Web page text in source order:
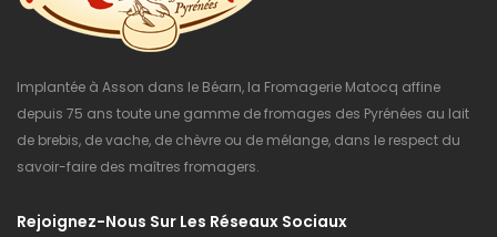
Implantée à Asson dans le Béarn, la Fromagerie Matocq affine
depuis 75 ans toute une gamme de fromages des Pyrénées au lait
de brebis, de vache, de chèvre ou de mélange, dans le respect du
savoir-faire des maîtres fromagers.
Rejoignez-Nous Sur Les Réseaux Sociaux